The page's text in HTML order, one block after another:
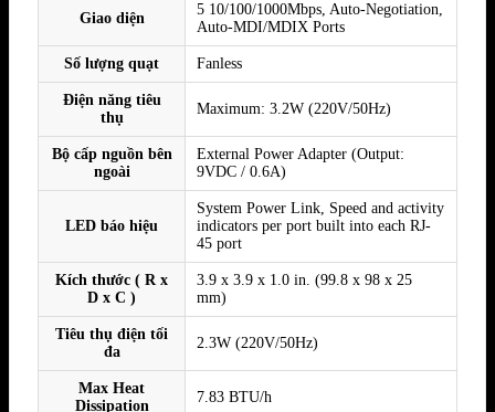
Giao diện
5 10/100/1000Mbps, Auto-Negotiation,
Auto-MDI/MDIX Ports
Số lượng quạt Fanless
Điện năng tiêu
thụ
Maximum: 3.2W (220V/50Hz)
Bộ cấp nguồn bên
ngoài
External Power Adapter (Output:
9VDC / 0.6A)
LED báo hiệu
System Power Link, Speed and activity
indicators per port built into each RJ-
45 port
Kích thước ( R x
D x C )
3.9 x 3.9 x 1.0 in. (99.8 x 98 x 25
mm)
Tiêu thụ điện tối
đa
2.3W (220V/50Hz)
Max Heat
Dissipation
7.83 BTU/h